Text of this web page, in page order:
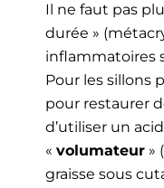
Il ne faut pas
durée »
inflammatoires
Pour les sillons
pour restaurer
d’utiliser un
« volumateur »
graisse sous